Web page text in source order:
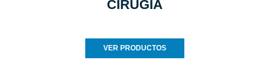
CIRUGIA
VER PRODUCTOS